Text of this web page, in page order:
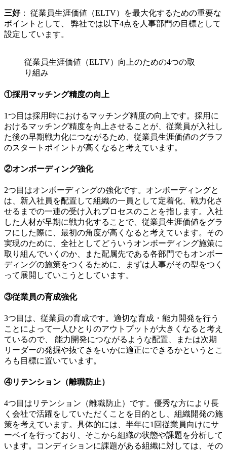
三好： 従業員生涯価値（ELTV）を最大化するための重要な
ポイントとして、 弊社では以下4点を人事部門の目標として
設定しています。
従業員生涯価値（ELTV）向上のための4つの取
り組み
①採用マッチング精度の向上
1つ目は採用時におけるマッチング精度の向上です。採用に
おけるマッチング精度を向上させることが、従業員が入社し
た後の早期戦力化につながるため、従業員生涯価値のグラフ
のスタートポイントが高くなると考えています。
②オンボーディング強化
2つ目はオンボーディングの強化です。オンボーディングと
は、新入社員を配置して組織の一員として定着化、戦力化さ
せるまでの一連の受け入れプロセスのことを指します。入社
した人材が早期に戦力化することで、従業員生涯価値をグラ
フにした際に、最初の角度が高くなると考えています。その
実現のために、全社としてどういうオンボーディング施策に
取り組んでいくのか、また配属先である各部門でもオンボー
ディングの施策をつくるために、まずは人事がその型をつく
って展開していこうとしています。
③従業員の育成強化
3つ目は、従業員の育成です。適切な育成・能力開発を行う
ことによって一人ひとりのアウトプットが大きくなると考え
ているので、 能力開発につながるような配置、または次期
リーダーの発掘や抜てきをいかに適正にできるかというとこ
ろも目標に置いています。
④リテンション（離職防止）
4つ目はリテンション（離職防止）です。優秀な方により長
く会社で活躍をしていただくことを目的とし、組織開発の施
策を考えています。具体的には、半年に1回従業員向けにサ
ーベイを行っており、そこから組織の状態や課題を分析して
います。コンディションに課題がある組織に対しては、その